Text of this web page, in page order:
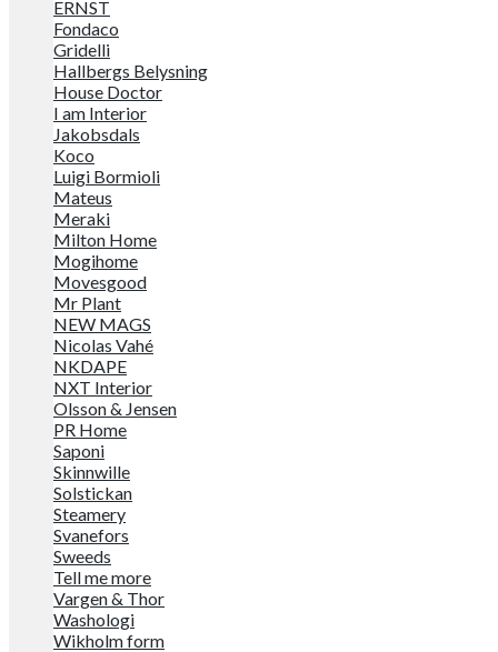
ERNST
Fondaco
Gridelli
Hallbergs Belysning
House Doctor
I am Interior
Jakobsdals
Koco
Luigi Bormioli
Mateus
Meraki
Milton Home
Mogihome
Movesgood
Mr Plant
NEW MAGS
Nicolas Vahé
NKDAPE
NXT Interior
Olsson & Jensen
PR Home
Saponi
Skinnwille
Solstickan
Steamery
Svanefors
Sweeds
Tell me more
Vargen & Thor
Washologi
Wikholm form